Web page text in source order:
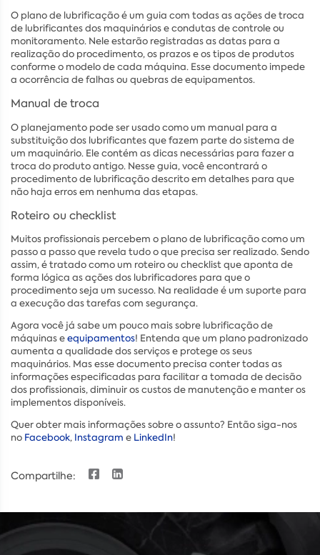
O plano de lubrificação é um guia com todas as ações de troca
de lubrificantes dos maquinários e condutas de controle ou
monitoramento. Nele estarão registradas as datas para a
realização do procedimento, os prazos e os tipos de produtos
conforme o modelo de cada máquina. Esse documento impede
a ocorrência de falhas ou quebras de equipamentos.
Manual de troca
O planejamento pode ser usado como um manual para a
substituição dos lubrificantes que fazem parte do sistema de
um maquinário. Ele contém as dicas necessárias para fazer a
troca do produto antigo. Nesse guia, você encontrará o
procedimento de lubrificação descrito em detalhes para que
não haja erros em nenhuma das etapas.
Roteiro ou checklist
Muitos profissionais percebem o plano de lubrificação como um
passo a passo que revela tudo o que precisa ser realizado. Sendo
assim, é tratado como um roteiro ou checklist que aponta de
forma lógica as ações dos lubrificadores para que o
procedimento seja um sucesso. Na realidade é um suporte para
a execução das tarefas com segurança.
Agora você já sabe um pouco mais sobre lubrificação de
máquinas eequipamentos! Entenda que um plano padronizado
aumenta a qualidade dos serviços e protege os seus
maquinários. Mas esse documento precisa conter todas as
informações especificadas para facilitar a tomada de decisão
dos profissionais, diminuir os custos de manutenção e manter os
implementos disponíveis.
Quer obter mais informações sobre o assunto? Então siga-nos
no Facebook, Instagram e LinkedIn!
Compartilhe: